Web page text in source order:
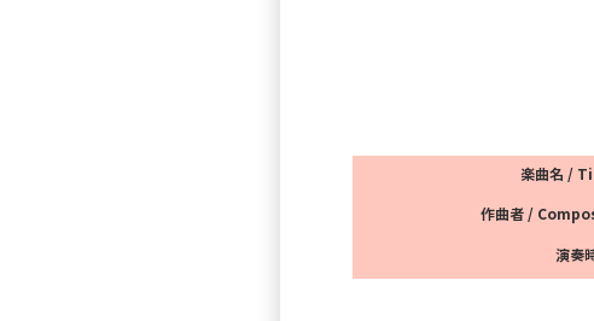
楽曲名 /
作曲者 /
演奏